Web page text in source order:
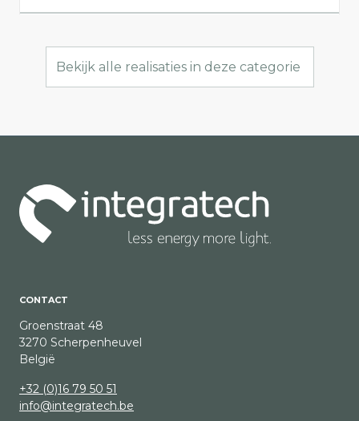
Bekijk alle realisaties in deze categorie
CONTACT
Groenstraat 48
3270 Scherpenheuvel
België
+32 (0)16 79 50 51
info@integratech.be